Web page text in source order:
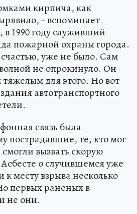
кирпича, как
- вспоминает
в 1990 году служивший
пожарной охраны города.
уже не было. Сам
не опрокинуло. Он
для этого. Но вот
автотранспортного
связь была
пострадавшие, те, кто мог
вызвать скорую
о случившемся уже
месту взрыва несколько
первых раненых в
не они.